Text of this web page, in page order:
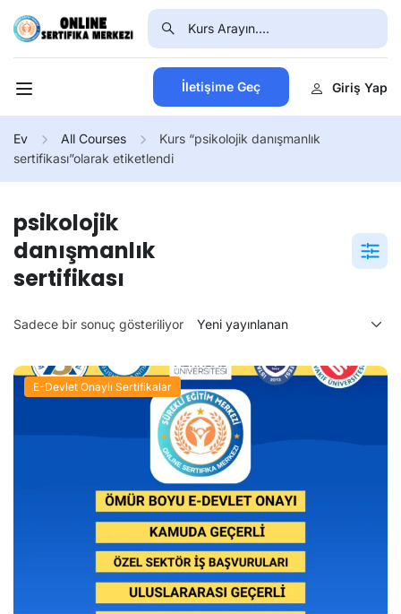
İletişime Geç Giriş Yap
Ev All Courses
Kurs “psikolojik danışmanlık
sertifikası”olarak etiketlendi
psikolojik
danışmanlık
sertifikası
Sadece bir sonuç gösteriliyor
E-Devlet Onaylı Sertifikalar